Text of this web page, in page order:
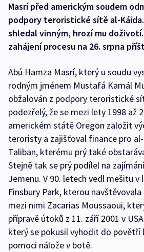
Masrí před americkým soudem
podpory teroristické sítě al-
shledal vinným, hrozí mu
zahájení procesu na 26. srpna
Abú Hamza Masrí, který u soudu
rodným jménem Mustafá Kamál
obžalován z podpory teroristické
podezřelý, že se mezi lety 1998 až
americkém státě Oregon založit
teroristy a zajišťoval finance pro
Taliban, kterému prý také
Stejně tak se prý podílel na
Jemenu. V 90. letech vedl mešitu v
Finsbury Park, kterou
mezi nimi Zacarias Moussaoui,
přípravě útoků z 11. září 2001 v
který se pokusil vyhodit do povětří
pomoci nálože v botě.